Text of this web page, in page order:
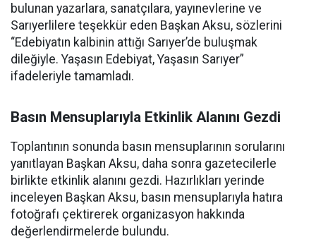
bulunan yazarlara, sanatçılara, yayınevlerine ve
Sarıyerlilere teşekkür eden Başkan Aksu, sözlerini
“Edebiyatın kalbinin attığı Sarıyer’de buluşmak
dileğiyle. Yaşasın Edebiyat, Yaşasın Sarıyer”
ifadeleriyle tamamladı.
Basın Mensuplarıyla Etkinlik Alanını Gezdi
Toplantının sonunda basın mensuplarının sorularını
yanıtlayan Başkan Aksu, daha sonra gazetecilerle
birlikte etkinlik alanını gezdi. Hazırlıkları yerinde
inceleyen Başkan Aksu, basın mensuplarıyla hatıra
fotoğrafı çektirerek organizasyon hakkında
değerlendirmelerde bulundu.